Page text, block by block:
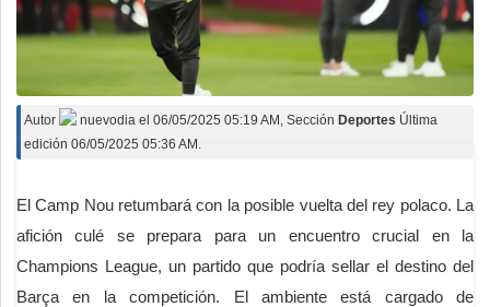
Autor nuevodia el 06/05/2025 05:19 AM , Sección Deportes Última
edición 06/05/2025 05:36 AM.
El Camp Nou retumbará con la posible vuelta del rey polaco. La
afición culé se prepara para un encuentro crucial en la
Champions League, un partido que podría sellar el destino del
Barça en la competición. El ambiente está cargado de